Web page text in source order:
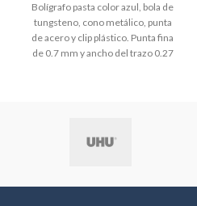
Bolígrafo pasta color azul, bola de
tungsteno, cono metálico, punta
de acero y clip plástico. Punta fina
de 0.7 mm y ancho del trazo 0.27